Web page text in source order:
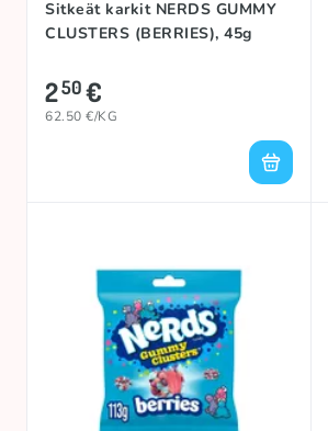
Sitkeät karkit NERDS GUMMY
CLUSTERS (BERRIES), 45g
250€
62.50 €/KG